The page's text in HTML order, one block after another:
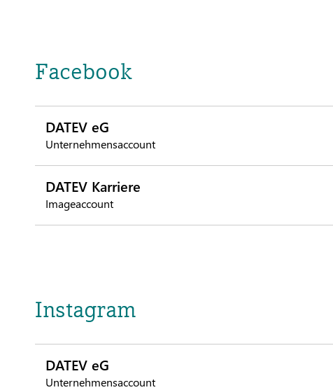
Facebook
DATEV eG
Unternehmensaccount
DATEV Karriere
Imageaccount
Instagram
DATEV eG
Unternehmensaccount